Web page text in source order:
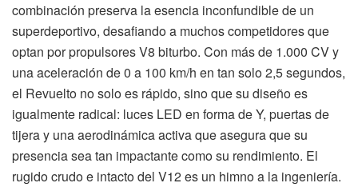
combinación preserva la esencia inconfundible de un
superdeportivo, desafiando a muchos competidores que
optan por propulsores V8 biturbo. Con más de 1.000 CV y
una aceleración de 0 a 100 km/h en tan solo 2,5 segundos,
el Revuelto no solo es rápido, sino que su diseño es
igualmente radical: luces LED en forma de Y, puertas de
tijera y una aerodinámica activa que asegura que su
presencia sea tan impactante como su rendimiento. El
rugido crudo e intacto del V12 es un himno a la ingeniería.